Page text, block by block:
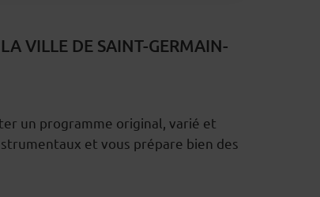
VILLE DE SAINT-GERMAIN-
un programme original, varié et
et vous prépare bien des